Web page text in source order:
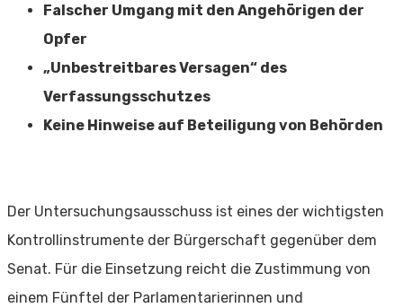
Falscher Umgang mit den Angehörigen der
Opfer
„Unbestreitbares Versagen“ des
Verfassungsschutzes
Keine Hinweise auf Beteiligung von Behörden
Der Untersuchungsausschuss ist eines der wichtigsten
Kontrollinstrumente der Bürgerschaft gegenüber dem
Senat. Für die Einsetzung reicht die Zustimmung von
einem Fünftel der Parlamentarierinnen und